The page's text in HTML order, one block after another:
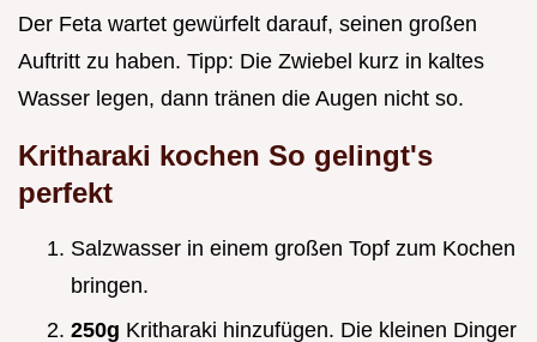
Der Feta wartet gewürfelt darauf, seinen großen
Auftritt zu haben. Tipp: Die Zwiebel kurz in kaltes
Wasser legen, dann tränen die Augen nicht so.
Kritharaki kochen So gelingt's
perfekt
Salzwasser in einem großen Topf zum Kochen
bringen.
250g Kritharaki hinzufügen. Die kleinen Dinger